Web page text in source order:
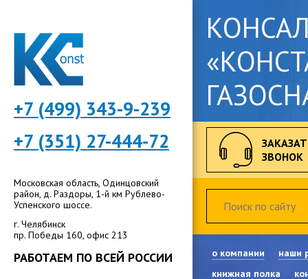
+7 (499) 343-9-239
+7 (351) 27-444-72
Московская область, Одинцовский
район, д. Раздоры, 1-й км Рублево-
Успенского шоссе.
г. Челябинск
пр. Победы 160, офис 213
РАБОТАЕМ ПО ВСЕЙ РОССИИ
ЗВОНОК
о компании
наши
книжная полка